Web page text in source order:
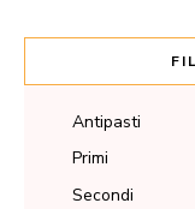
Antipasti
Primi
Secondi